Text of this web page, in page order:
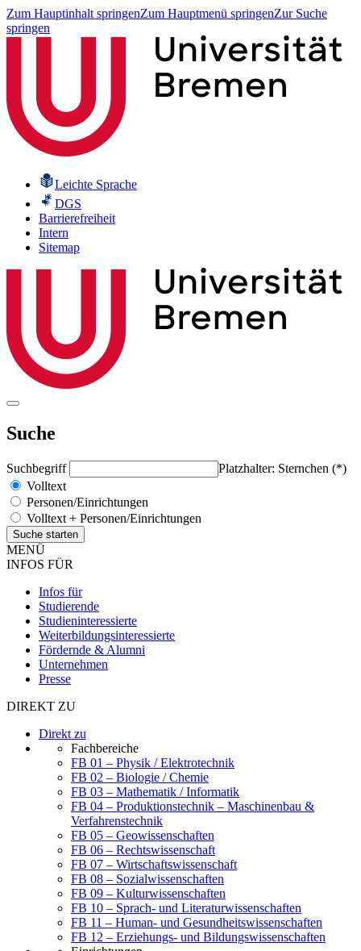
Zum Hauptinhalt springenZum Hauptmenü springenZur Suche
springen
Leichte Sprache
DGS
Barrierefreiheit
Intern
Sitemap
Suche
Suchbegriff
Platzhalter: Sternchen (*)
Volltext
Personen/Einrichtungen
Volltext + Personen/Einrichtungen
MENÜ
INFOS FÜR
Infos für
Studierende
Studieninteressierte
Weiterbildungsinteressierte
Fördernde & Alumni
Unternehmen
Presse
DIREKT ZU
Direkt zu
Fachbereiche
FB 01 – Physik / Elektrotechnik
FB 02 – Biologie / Chemie
FB 03 – Mathematik / Informatik
FB 04 – Produktionstechnik – Maschinenbau &
Verfahrenstechnik
FB 05 – Geowissenschaften
FB 06 – Rechtswissenschaft
FB 07 – Wirtschaftswissenschaft
FB 08 – Sozialwissenschaften
FB 09 – Kulturwissenschaften
FB 10 – Sprach- und Literaturwissenschaften
FB 11 – Human- und Gesundheitswissenschaften
FB 12 – Erziehungs- und Bildungswissenschaften